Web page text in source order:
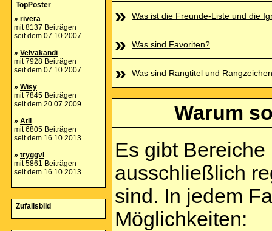
TopPoster
» rivera
mit 8137 Beiträgen
seit dem 07.10.2007
» Velvakandi
mit 7928 Beiträgen
seit dem 07.10.2007
» Wisy
mit 7845 Beiträgen
seit dem 20.07.2009
» Atli
mit 6805 Beiträgen
seit dem 16.10.2013
» tryggvi
mit 5861 Beiträgen
seit dem 16.10.2013
Zufallsbild
» Was ist die Freunde-Liste und die
» Was sind Favoriten?
» Was sind Rangtitel und
Warum
Es gibt
ausschließlich
sind. In jedem
Möglichkeiten: